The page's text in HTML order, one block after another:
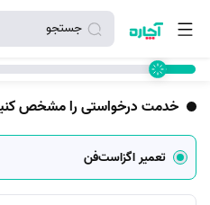
جستجو
خدمت درخواستی را مشخص
تعمیر اگزاست‌فن